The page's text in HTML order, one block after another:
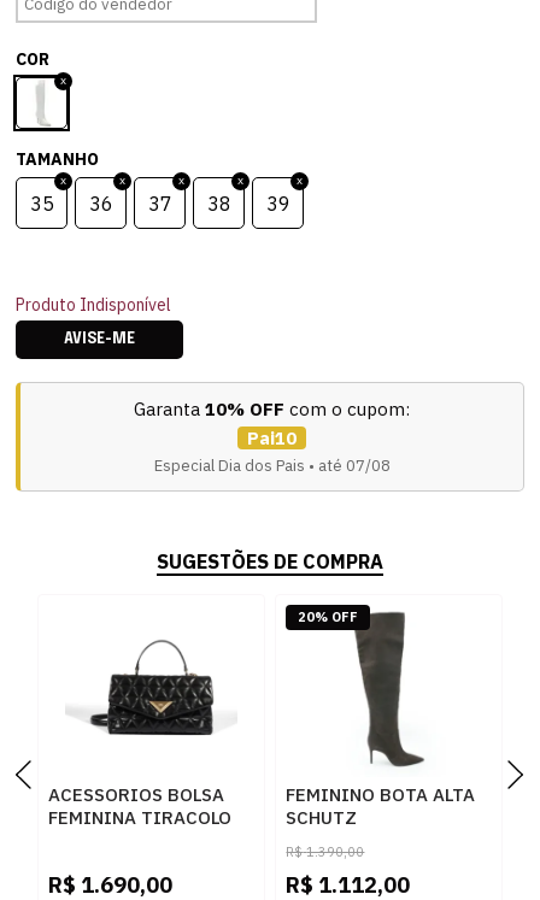
COR
TAMANHO
35 36 37 38 39
Produto Indisponível
AVISE-ME
Garanta 10% OFF com o cupom:
Pai10
Especial Dia dos Pais • até 07/08
SUGESTÕES DE COMPRA
ACESSORIOS BOLSA
FEMININA TIRACOLO
BLACK
R$ 1.690,00
FEMININO BOTA ALTA
SCHUTZ
S2205900630003 DARK
BROWN
R$ 1.390,00
R$ 1.112,00
20% OFF